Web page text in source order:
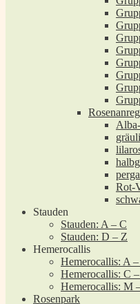
Rot-
Stauden
Stauden: A – C
Stauden: D – Z
Hemerocallis
Hemerocallis: A
Hemerocallis: C
Hemerocallis: M
Rosenpark